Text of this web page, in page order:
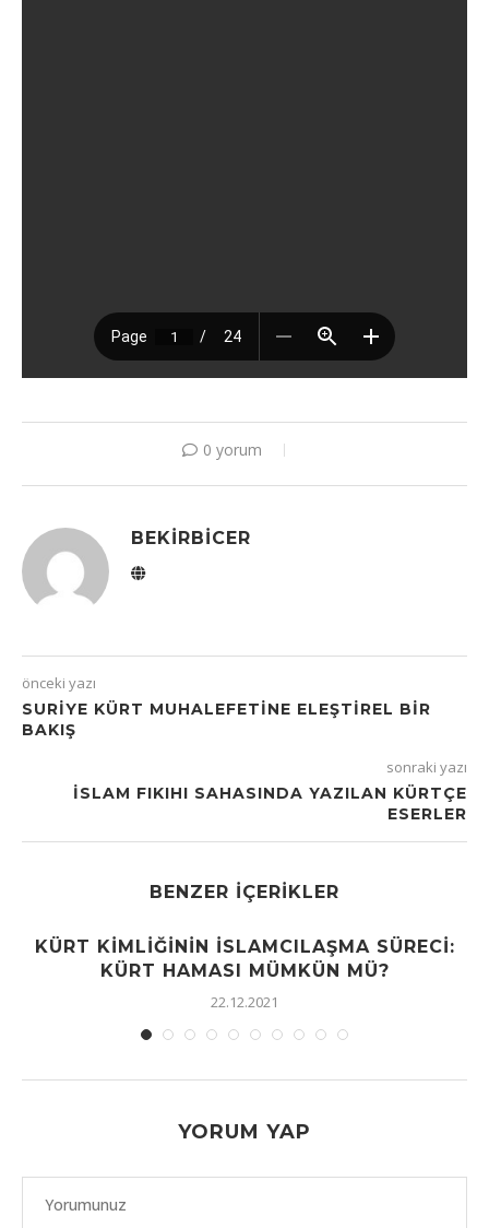
0 yorum
BEKIRBICER
önceki yazı
SURIYE KÜRT MUHALEFETINE ELEŞTIREL BIR
BAKIŞ
sonraki yazı
İSLAM FIKIHI SAHASINDA YAZILAN KÜRTÇE
ESERLER
BENZER İÇERIKLER
KÜRT KIMLIĞININ İSLAMCILAŞMA SÜRECI:
KÜRT HAMASI MÜMKÜN MÜ?
22.12.2021
YORUM YAP